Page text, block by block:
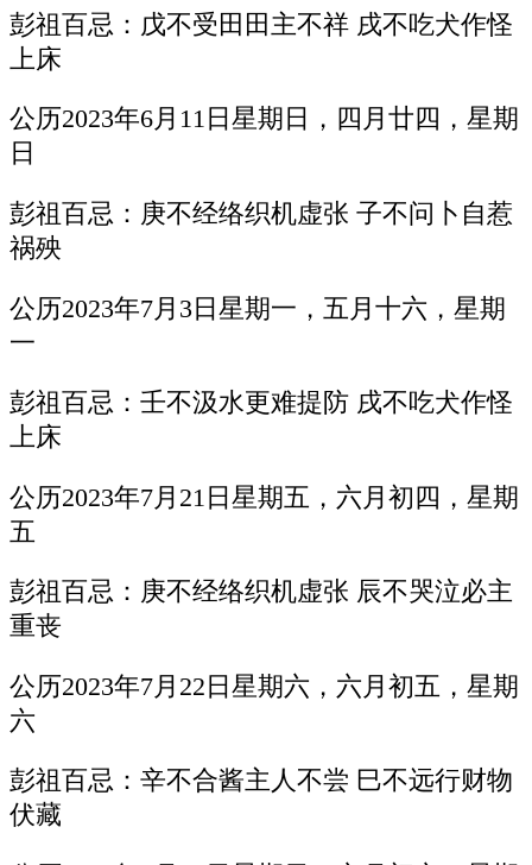
彭祖百忌：戊不受田田主不祥 戌不吃犬作怪
上床
公历2023年6月11日星期日，四月廿四，星期
日
彭祖百忌：庚不经络织机虚张 子不问卜自惹
祸殃
公历2023年7月3日星期一，五月十六，星期
一
彭祖百忌：壬不汲水更难提防 戌不吃犬作怪
上床
公历2023年7月21日星期五，六月初四，星期
五
彭祖百忌：庚不经络织机虚张 辰不哭泣必主
重丧
公历2023年7月22日星期六，六月初五，星期
六
彭祖百忌：辛不合酱主人不尝 巳不远行财物
伏藏